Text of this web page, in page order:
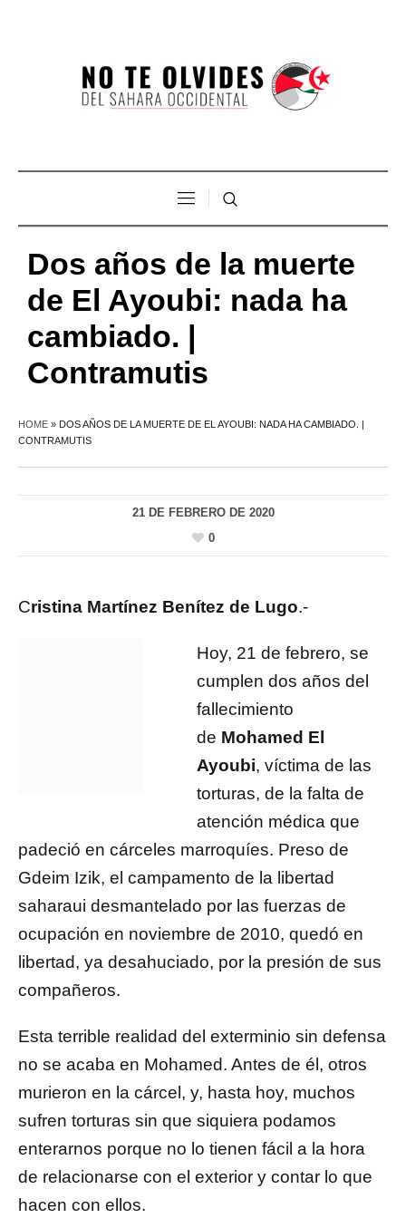
Dos años de la muerte
de El Ayoubi: nada ha
cambiado. |
Contramutis
HOME » DOS AÑOS DE LA MUERTE DE EL AYOUBI: NADA HA CAMBIADO. |
CONTRAMUTIS
21 DE FEBRERO DE 2020
0
Cristina Martínez Benítez de Lugo.-
Hoy, 21 de febrero, se
cumplen dos años del
fallecimiento
de Mohamed El
Ayoubi, víctima de las
torturas, de la falta de
atención médica que
padeció en cárceles marroquíes. Preso de
Gdeim Izik, el campamento de la libertad
saharaui desmantelado por las fuerzas de
ocupación en noviembre de 2010, quedó en
libertad, ya desahuciado, por la presión de sus
compañeros.
Esta terrible realidad del exterminio sin defensa
no se acaba en Mohamed. Antes de él, otros
murieron en la cárcel, y, hasta hoy, muchos
sufren torturas sin que siquiera podamos
enterarnos porque no lo tienen fácil a la hora
de relacionarse con el exterior y contar lo que
hacen con ellos.